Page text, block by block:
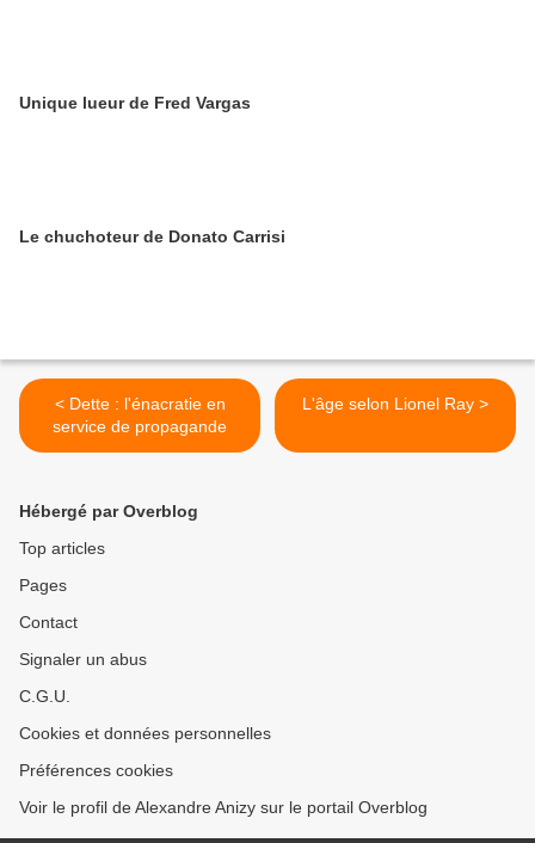
Unique lueur de Fred Vargas
Le chuchoteur de Donato Carrisi
< Dette : l'énacratie en
service de propagande
L'âge selon Lionel Ray >
Hébergé par Overblog
Top articles
Pages
Contact
Signaler un abus
C.G.U.
Cookies et données personnelles
Préférences cookies
Voir le profil de Alexandre Anizy sur le portail Overblog